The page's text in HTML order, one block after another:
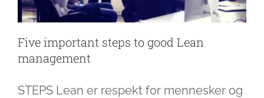
Five important steps to good Lean
management
STEPS Lean er respekt for mennesker og